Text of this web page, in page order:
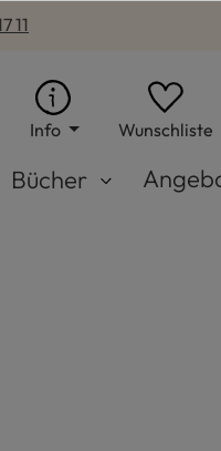
11
Info Wunschliste
Bücher